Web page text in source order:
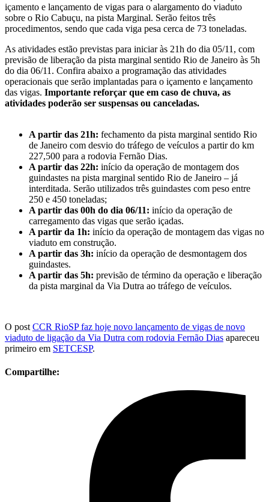
içamento e lançamento de vigas para o alargamento do viaduto
sobre o Rio Cabuçu, na pista Marginal. Serão feitos três
procedimentos, sendo que cada viga pesa cerca de 73 toneladas.
As atividades estão previstas para iniciar às 21h do dia 05/11, com
previsão de liberação da pista marginal sentido Rio de Janeiro às 5h
do dia 06/11. Confira abaixo a programação das atividades
operacionais que serão implantadas para o içamento e lançamento
das vigas. Importante reforçar que em caso de chuva, as
atividades poderão ser suspensas ou canceladas.
A partir das 21h: fechamento da pista marginal sentido Rio
de Janeiro com desvio do tráfego de veículos a partir do km
227,500 para a rodovia Fernão Dias.
A partir das 22h: início da operação de montagem dos
guindastes na pista marginal sentido Rio de Janeiro – já
interditada. Serão utilizados três guindastes com peso entre
250 e 450 toneladas;
A partir das 00h do dia 06/11: início da operação de
carregamento das vigas que serão içadas.
A partir da 1h: início da operação de montagem das vigas no
viaduto em construção.
A partir das 3h: início da operação de desmontagem dos
guindastes.
A partir das 5h: previsão de término da operação e liberação
da pista marginal da Via Dutra ao tráfego de veículos.
O post CCR RioSP faz hoje novo lançamento de vigas de novo
viaduto de ligação da Via Dutra com rodovia Fernão Dias apareceu
primeiro em SETCESP.
Compartilhe: